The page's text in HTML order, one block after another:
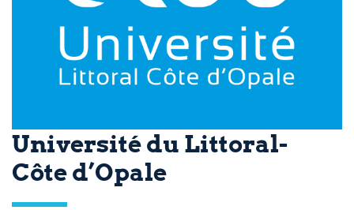
Université du Littoral-
Côte d’Opale